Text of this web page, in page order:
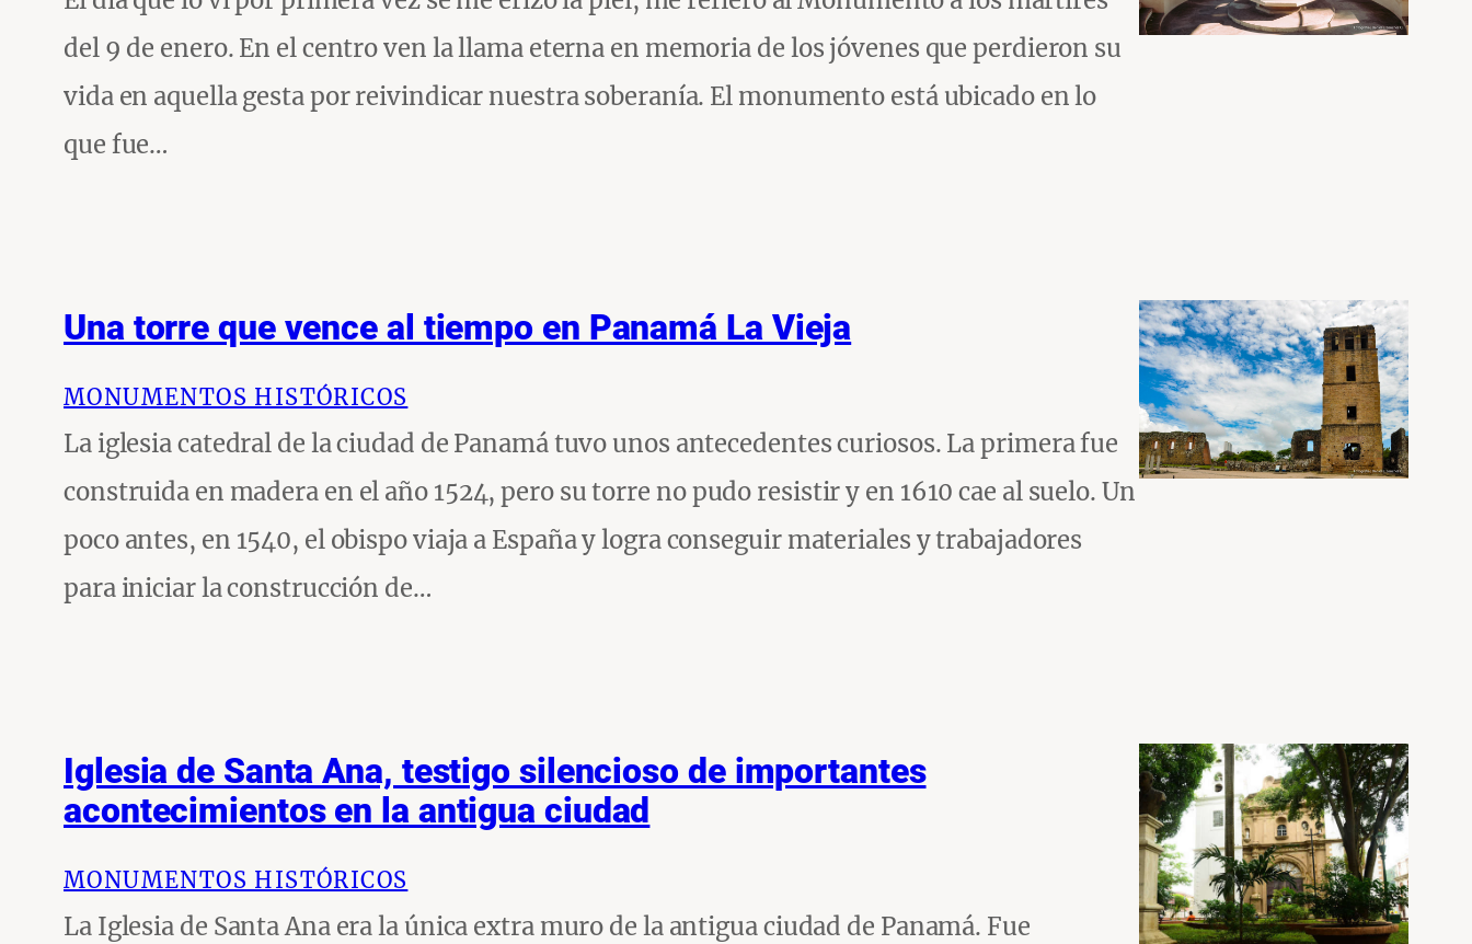
del 9 de enero. En el centro ven la llama eterna en memoria de los jóvenes que perdieron su
vida en aquella gesta por reivindicar nuestra soberanía. El monumento está ubicado en lo
que fue…
Una torre que vence al tiempo en Panamá La Vieja
MONUMENTOS HISTÓRICOS
La iglesia catedral de la ciudad de Panamá tuvo unos antecedentes curiosos. La primera fue
construida en madera en el año 1524, pero su torre no pudo resistir y en 1610 cae al suelo. Un
poco antes, en 1540, el obispo viaja a España y logra conseguir materiales y trabajadores
para iniciar la construcción de…
Iglesia de Santa Ana, testigo silencioso de importantes
acontecimientos en la antigua ciudad
MONUMENTOS HISTÓRICOS
La Iglesia de Santa Ana era la única extra muro de la antigua ciudad de Panamá. Fue